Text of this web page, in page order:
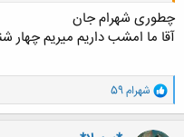
هی به منم میگه بیا بیرون خوش
چطوری شهرام جان
آقا ما امشب داریم میریم
و
ا
ک
ن
شهرام 59